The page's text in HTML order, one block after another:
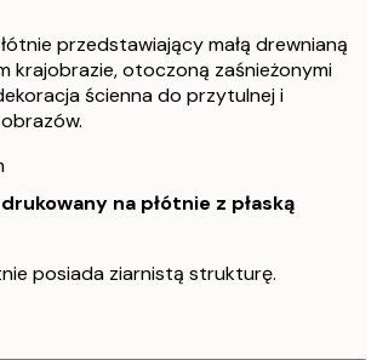
przedstawiający małą drewnianą
krajobrazie, otoczoną zaśnieżonymi
ścienna do przytulnej i
na płótnie z płaską
posiada ziarnistą strukturę.